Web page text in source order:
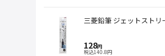
128円
税込140.8円